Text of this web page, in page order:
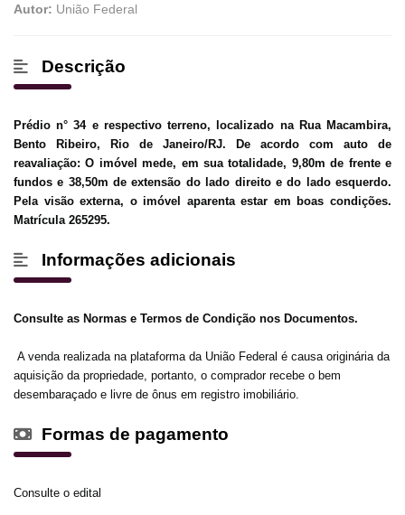
Autor: União Federal
Descrição
Prédio n° 34 e respectivo terreno, localizado na Rua Macambira,
Bento Ribeiro, Rio de Janeiro/RJ. De acordo com auto de
reavaliação: O imóvel mede, em sua totalidade, 9,80m de frente e
fundos e 38,50m de extensão do lado direito e do lado esquerdo.
Pela visão externa, o imóvel aparenta estar em boas condições.
Matrícula 265295.
Informações adicionais
Consulte as Normas e Termos de Condição nos Documentos.
A venda realizada na plataforma da União Federal é causa originária da
aquisição da propriedade, portanto, o comprador recebe o bem
desembaraçado e livre de ônus em registro imobiliário.
Formas de pagamento
Consulte o edital